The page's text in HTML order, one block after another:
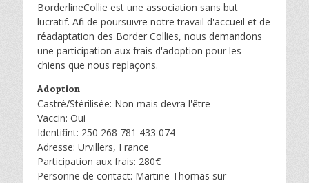
BorderlineCollie est une association sans but
lucratif. Afin de poursuivre notre travail d'accueil et de
réadaptation des Border Collies, nous demandons
une participation aux frais d'adoption pour les
chiens que nous replaçons.
Adoption
Castré/Stérilisée: Non mais devra l'être
Vaccin: Oui
Identifiant: 250 268 781 433 074
Adresse: Urvillers, France
Participation aux frais: 280€
Personne de contact: Martine Thomas sur